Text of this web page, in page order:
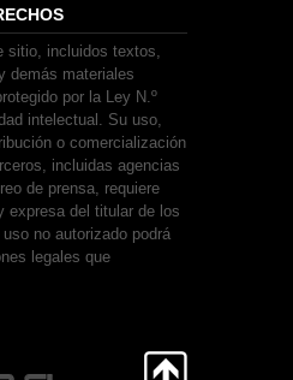
sitio, incluidos textos,
demás materiales
por la Ley N.º
intelectual. Su uso,
o comercialización
incluidas agencias
de prensa, requiere
expresa del titular de los
no autorizado podrá
legales que